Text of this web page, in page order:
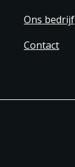
Ons bedrijf
Contact